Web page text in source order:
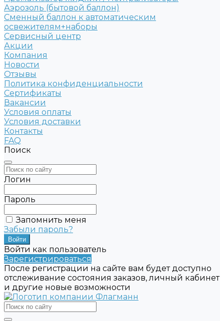
Аэрозоль (бытовой баллон)
Сменный баллон к автоматическим
освежителям+наборы
Сервисный центр
Акции
Компания
Новости
Отзывы
Политика конфиденциальности
Сертификаты
Вакансии
Условия оплаты
Условия доставки
Контакты
FAQ
Поиск
Логин
Пароль
Запомнить меня
Забыли пароль?
Войти как пользователь
Зарегистрироваться
После регистрации на сайте вам будет доступно
отслеживание состояния заказов, личный кабинет
и другие новые возможности